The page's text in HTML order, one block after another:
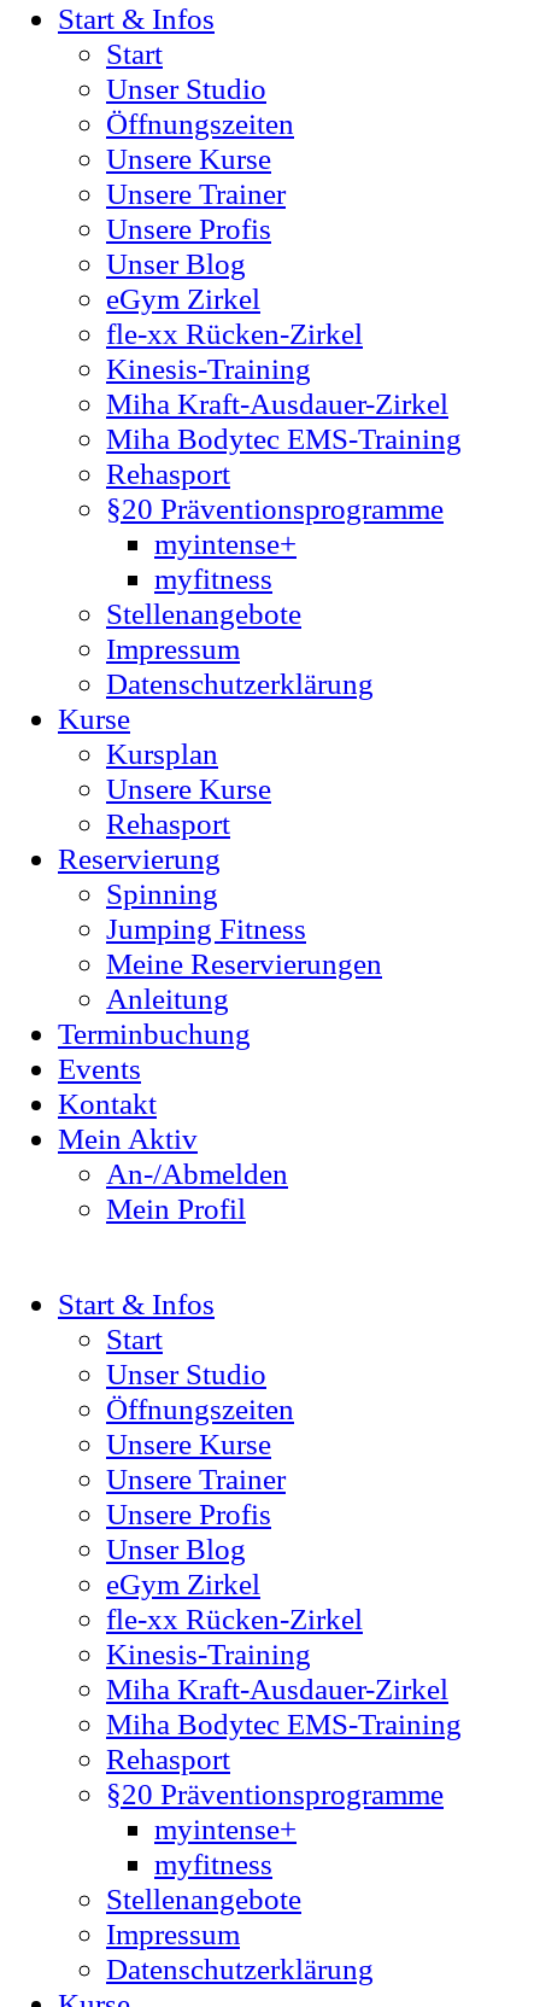
Start & Infos
Start
Unser Studio
Öffnungszeiten
Unsere Kurse
Unsere Trainer
Unsere Profis
Unser Blog
eGym Zirkel
fle-xx Rücken-Zirkel
Kinesis-Training
Miha Kraft-Ausdauer-Zirkel
Miha Bodytec EMS-Training
Rehasport
§20 Präventionsprogramme
myintense+
myfitness
Stellenangebote
Impressum
Datenschutzerklärung
Kurse
Kursplan
Unsere Kurse
Rehasport
Reservierung
Spinning
Jumping Fitness
Meine Reservierungen
Anleitung
Terminbuchung
Events
Kontakt
Mein Aktiv
An-/Abmelden
Mein Profil
Start & Infos
Start
Unser Studio
Öffnungszeiten
Unsere Kurse
Unsere Trainer
Unsere Profis
Unser Blog
eGym Zirkel
fle-xx Rücken-Zirkel
Kinesis-Training
Miha Kraft-Ausdauer-Zirkel
Miha Bodytec EMS-Training
Rehasport
§20 Präventionsprogramme
myintense+
myfitness
Stellenangebote
Impressum
Datenschutzerklärung